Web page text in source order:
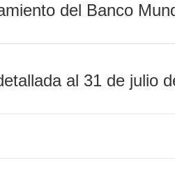
del Banco
al 31 de julio